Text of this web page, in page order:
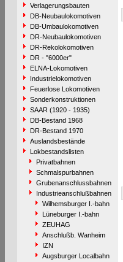
Verlagerungsbauten
DB-Neubaulokomotiven
DB-Umbaulokomotiven
DR-Neubaulokomotiven
DR-Rekolokomotiven
DR - "6000er"
ELNA-Lokomotiven
Industrielokomotiven
Feuerlose Lokomotiven
Sonderkonstruktionen
SAAR (1920 - 1935)
DB-Bestand 1968
DR-Bestand 1970
Auslandsbestände
Lokbestandslisten
Privatbahnen
Schmalspurbahnen
Grubenanschlussbahnen
Industrieanschlußbahnen
Wilhemsburger I.-bahn
Lüneburger I.-bahn
ZEUHAG
Anschlußb. Wanheim
IZN
Augsburger Localbahn